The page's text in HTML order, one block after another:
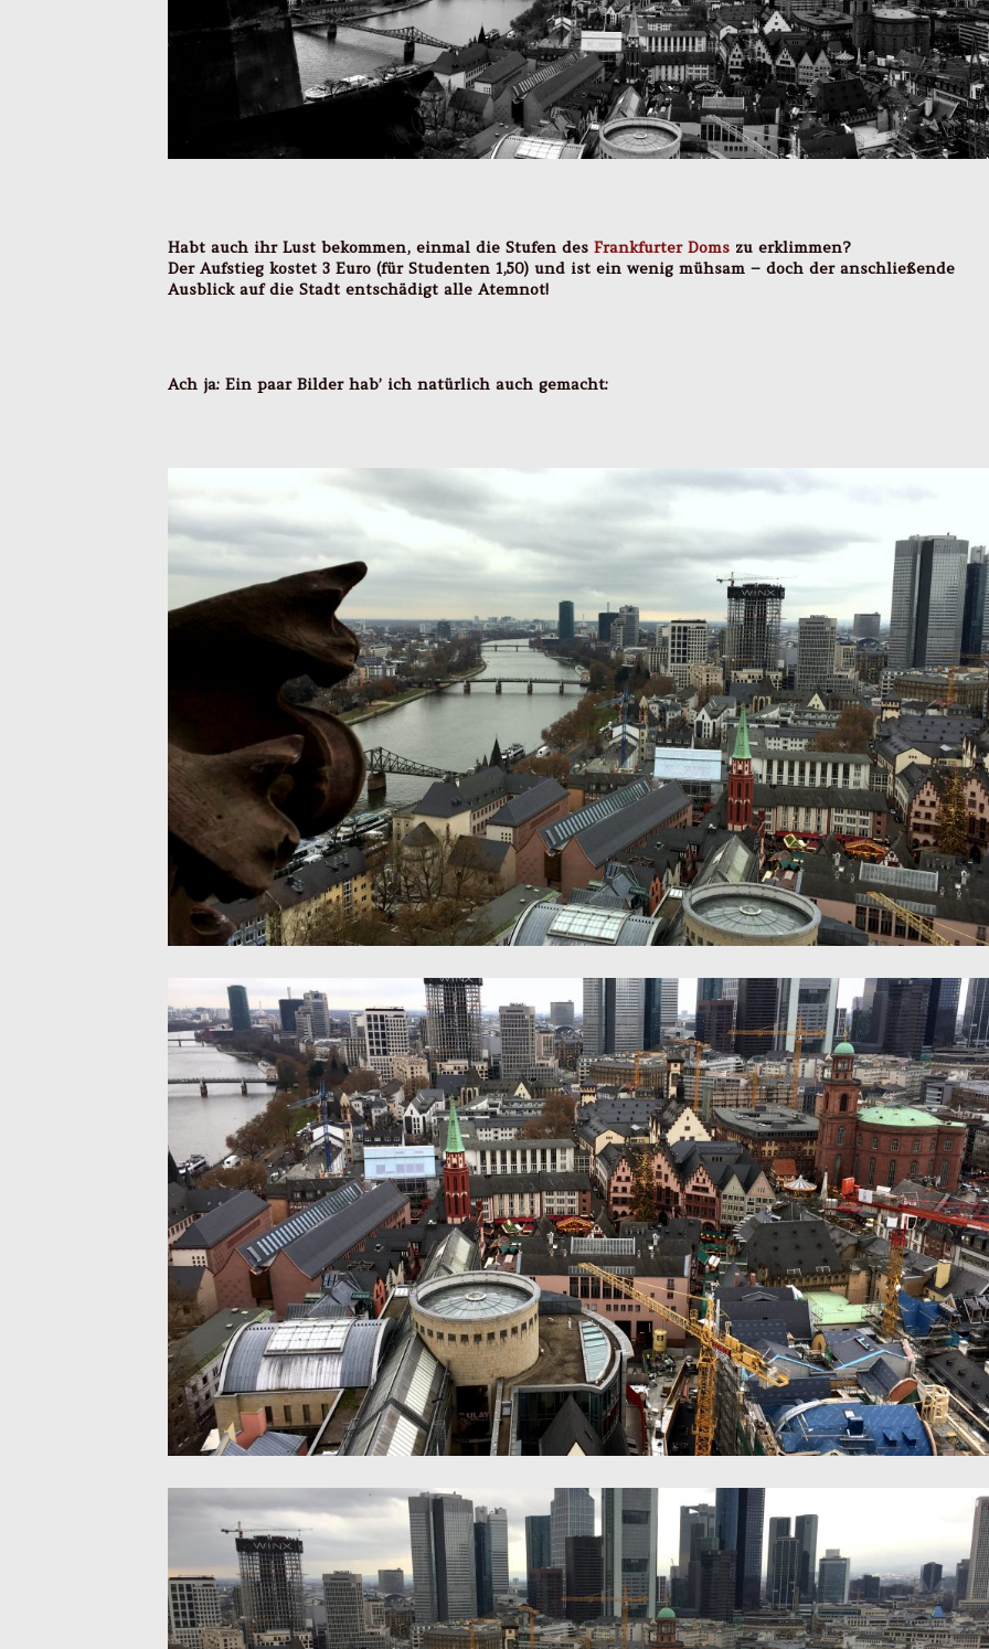
Habt auch ihr Lust bekommen, einmal die Stufen des Frankfurter Doms zu erklimmen?
Der Aufstieg kostet 3 Euro (für Studenten 1,50) und ist ein wenig mühsam – doch der anschließende
Ausblick auf die Stadt entschädigt alle Atemnot!
Ach ja: Ein paar Bilder hab’ ich natürlich auch gemacht: